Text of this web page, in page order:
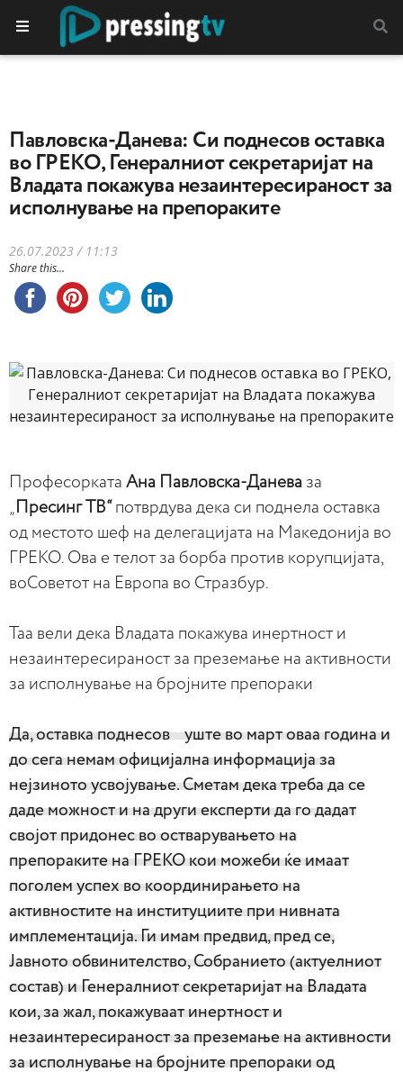
Павловска-Данева: Си поднесов оставка
во ГРЕКО, Генералниот секретаријат на
Владата покажува незаинтересираност за
исполнување на препораките
26.07.2023 / 11:13
Share this...
Професорката Ана Павловска-Данева за
„ Пресинг ТВ“ потврдува дека си поднела оставка
од местото шеф на делегацијата на Македонија во
ГРЕКО. Ова е телот за борба против корупцијата,
воСоветот на Европа во Стразбур.
Taa вели дека Владата покажува инертност и
незаинтересираност за преземање на активности
за исполнување на бројните препораки
Да, оставка поднесов уште во март оваа година и
до сега немам официјална информација за
нејзиното усвојување. Сметам дека треба да се
даде можност и на други експерти да го дадат
својот придонес во остварувањето на
препораките на ГРЕКО кои можеби ќе имаат
поголем успех во координирањето на
активностите на институциите при нивната
имплементација. Ги имам предвид, пред се,
Јавното обвинителство, Собранието (актуелниот
состав) и Генералниот секретаријат на Владата
кои, за жал, покажуваат инертност и
незаинтересираност за преземање на активности
за исполнување на бројните препораки од